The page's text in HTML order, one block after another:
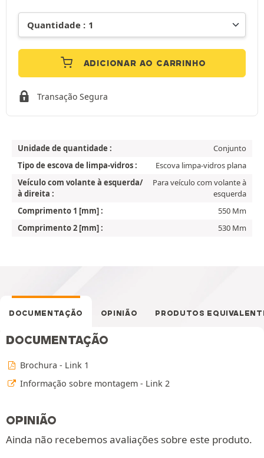
ADICIONAR AO CARRINHO
Transação Segura
Unidade de quantidade :
Conjunto
Tipo de escova de limpa-vidros :
Escova limpa-vidros plana
Veículo com volante à esquerda/
à direita :
Para veículo com volante à
esquerda
Comprimento 1 [mm] :
550 Mm
Comprimento 2 [mm] :
530 Mm
DOCUMENTAÇÃO OPINIÃO PRODUTOS
DOCUMENTAÇÃO
Brochura - Link 1
Informação sobre montagem - Link 2
OPINIÃO
Ainda não recebemos avaliações sobre este produto.